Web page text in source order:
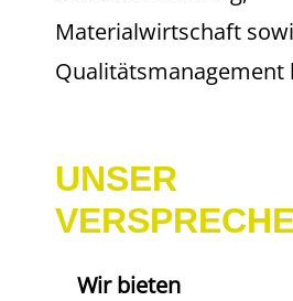
Materialwirtschaft
Qualitätsmanagement
UNSER
Wir bieten